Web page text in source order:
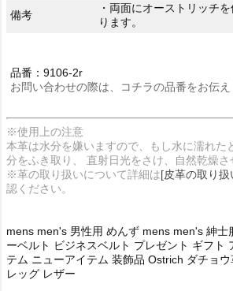
備考
・両面にオーストリッチ
ります。
品番：9106-2r
お問い合わせの際は、コチラの品番をお伝え
※使用上の注意
本革は水分を嫌いますので、もし水に濡れた
分をふき取り、 直射日光をさけ、自然乾燥さ
※革の取り扱いについて詳細は[皮革の取り
認ください。
mens men's 男性用 めんず mens men's 紳士
ーベルト ビジネスベルト プレゼント ギフト
テム ニューアイテム 装飾品 Ostrich ダチョ
レッグ レザー